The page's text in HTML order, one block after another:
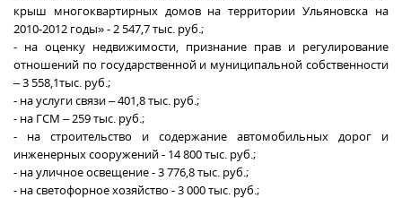
крыш многоквартирных домов на территории Ульяновска на
2010-2012 годы» - 2 547,7 тыс. руб.;
- на оценку недвижимости, признание прав и регулирование
отношений по государственной и муниципальной собственности
– 3 558,1тыс. руб.;
- на услуги связи – 401,8 тыс. руб.;
- на ГСМ – 259 тыс. руб.;
- на строительство и содержание автомобильных дорог и
инженерных сооружений - 14 800 тыс. руб.;
- на уличное освещение - 3 776,8 тыс. руб.;
- на светофорное хозяйство - 3 000 тыс. руб.;